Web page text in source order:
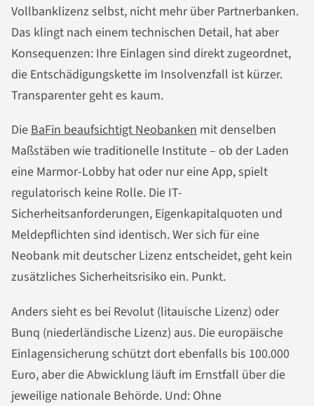
Vollbanklizenz selbst, nicht mehr über Partnerbanken.
Das klingt nach einem technischen Detail, hat aber
Konsequenzen: Ihre Einlagen sind direkt zugeordnet,
die Entschädigungskette im Insolvenzfall ist kürzer.
Transparenter geht es kaum.
DieBaFin beaufsichtigt Neobanken mit denselben
Maßstäben wie traditionelle Institute – ob der Laden
eine Marmor-Lobby hat oder nur eine App, spielt
regulatorisch keine Rolle. Die IT-
Sicherheitsanforderungen, Eigenkapitalquoten und
Meldepflichten sind identisch. Wer sich für eine
Neobank mit deutscher Lizenz entscheidet, geht kein
zusätzliches Sicherheitsrisiko ein. Punkt.
Anders sieht es bei Revolut (litauische Lizenz) oder
Bunq (niederländische Lizenz) aus. Die europäische
Einlagensicherung schützt dort ebenfalls bis 100.000
Euro, aber die Abwicklung läuft im Ernstfall über die
jeweilige nationale Behörde. Und: Ohne